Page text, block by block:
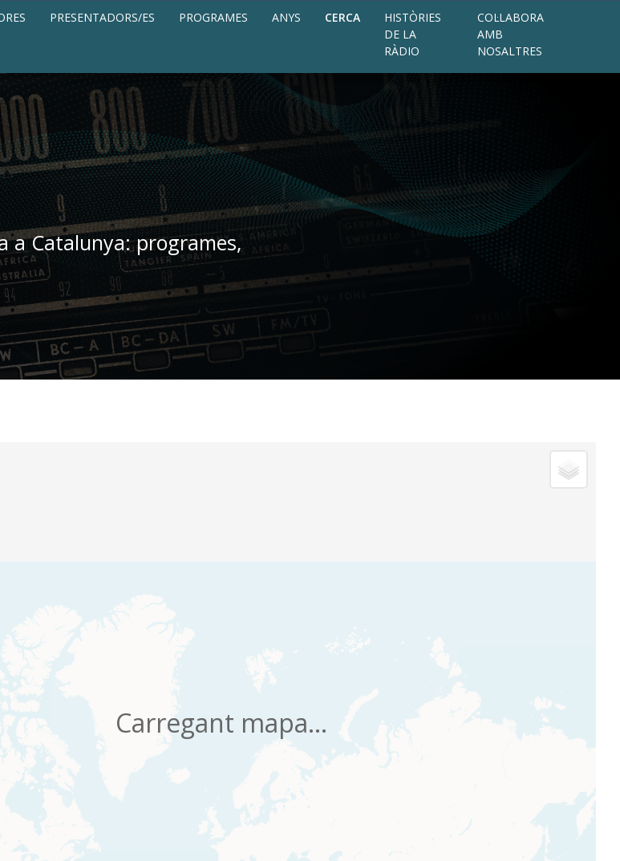
PRESENTADORS/ES PROGRAMES ANYS CERCA
HISTÒRIES
DE LA
RÀDIO
COL·LABORA
AMB
NOSALTRES
a Catalunya: programes,
Carregant mapa...